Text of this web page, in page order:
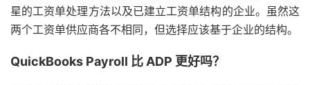
星的工资单处理方法以及已建立工资单结构的企业。虽然这
两个工资单供应商各不相同，但选择应该基于企业的结构。
QuickBooks Payroll 比 ADP 更好吗？